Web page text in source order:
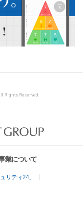
Rights Reserved.
業について
リティ24」